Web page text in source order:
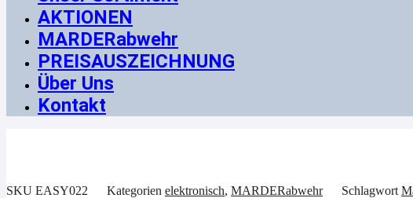
AKTIONEN
MARDERabwehr
PREISAUSZEICHNUNG
Über Uns
Kontakt
SKU EASY022 Kategorien elektronisch, MARDERabwehr Schlagwort